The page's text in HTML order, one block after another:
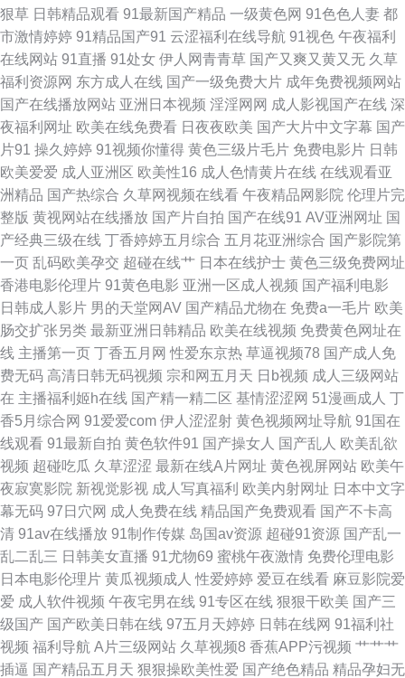
麻豆码 福利区亚洲 精品视频国产免费 91小视屏 手机精彩视频在线观看96 孩
交bbwxxxx 最新黄色亚洲网址 全集动漫免费在线观看 国产欧美另类 伊人情
成综 欧美日韩在线高清 国产高清美 中文字幕蜜桃av 青青网站 国产51自产区
午夜香蕉福利视频 欧美另类人妖77 囯产永久福利人人看 精品人妻密屁91 99
色片网 五月天婷婷一区二 免费视频福利导航 岛国精品在线观看 重庆男孩聊
天室 色五月97 蝌蚪91桃色 八哥电影网电脑版 亚洲日韩色在 热门电视剧 国
产三a级三级日产 91夜色成人链接 五月丁香婷婷国产综合 欧美日本一区视频
免费 国产欧美日韩精品在 在线观看九九 欧美一二三不播放欧美欧美 国产亚
洲精品久久久久久无99 91次元91刺激 视频亚洲一区国产 另类综合首页 国产
suv一区二区 亚洲人成图片 欧美a四级片 成年轻人在线看 亚洲国产成人片 欧
美肥妇xbb 成全高清视频免费观看 新视觉影视院6080 成人在哪看片 一区二
区国产自拍 人妻人妻在线精品片98 福利微拍导航 午夜中文字幕屏蔽 免费精
品国产自产网站 国产干逼的 永久免费高清观影站 请稍等。。。 国产乱了真
实在线观看 最新日韩中文字幕 少妇伦精 老熟女草bx× 国产m3u8在线观看 中
文字幕亚洲国产正在播放 日韩在线观看一区二 可以免费电视剧的网站 豆国
狠草 日韩精品观看 91最新国产精品 一级黄色网 91色色人妻 都
市激情婷婷 91精品国产91 云涩福利在线导航 91视色 午夜福利
在线网站 91直播 91处女 伊人网青青草 国产又爽又黄又无 久草
福利资源网 东方成人在线 国产一级免费大片 成年免费视频网站
国产在线播放网站 亚洲日本视频 淫淫网网 成人影视国产在线 深
夜福利网址 欧美在线免费看 日夜夜欧美 国产大片中文字幕 国产
片91 操久婷婷 91视频你懂得 黄色三级片毛片 免费电影片 日韩
欧美爱爱 成人亚洲区 欧美性16 成人色情黄片在线 在线观看亚
洲精品 国产热综合 久草网视频在线看 午夜精品网影院 伦理片完
整版 黄视网站在线播放 国产片自拍 国产在线91 AV亚洲网址 国
产经典三级在线 丁香婷婷五月综合 五月花亚洲综合 国产影院第
一页 乱码欧美孕交 超碰在线艹 日本在线护士 黄色三级免费网址
香港电影伦理片 91黄色电影 亚洲一区成人视频 国产福利电影
日韩成人影片 男的天堂网AV 国产精品尤物在 免费a一毛片 欧美
肠交扩张另类 最新亚洲日韩精品 欧美在线视频 免费黄色网址在
线 主播第一页 丁香五月网 性爱东京热 草逼视频78 国产成人免
费无码 高清日韩无码视频 宗和网五月天 日b视频 成人三级网站
在 主播福利姬h在线 国产精一精二区 基情涩涩网 51漫画成人 丁
香5月综合网 91爱爱com 伊人涩涩射 黄色视频网址导航 91国在
线观看 91最新自拍 黄色软件91 国产操女人 国产乱人 欧美乱欲
视频 超碰吃瓜 久草涩涩 最新在线A片网址 黄色视屏网站 欧美午
夜寂寞影院 新视觉影视 成人写真福利 欧美内射网址 日本中文字
幕无码 97日穴网 成人免费在线 精品国产免费观看 国产不卡高
清 91av在线播放 91制作传媒 岛国av资源 超碰91资源 国产乱一
乱二乱三 日韩美女直播 91尤物69 蜜桃午夜激情 免费伦理电影
日本电影伦理片 黄瓜视频成人 性爱婷婷 爱豆在线看 麻豆影院爱
爱 成人软件视频 午夜宅男在线 91专区在线 狠狠干欧美 国产三
级国产 国产欧美日韩在线 97五月天婷婷 日韩在线网 91福利社
视频 福利导航 A片三级网站 久草视频8 香蕉APP污视频 艹艹艹
插逼 国产精品五月天 狠狠操欧美性爱 国产绝色精品 精品孕妇无